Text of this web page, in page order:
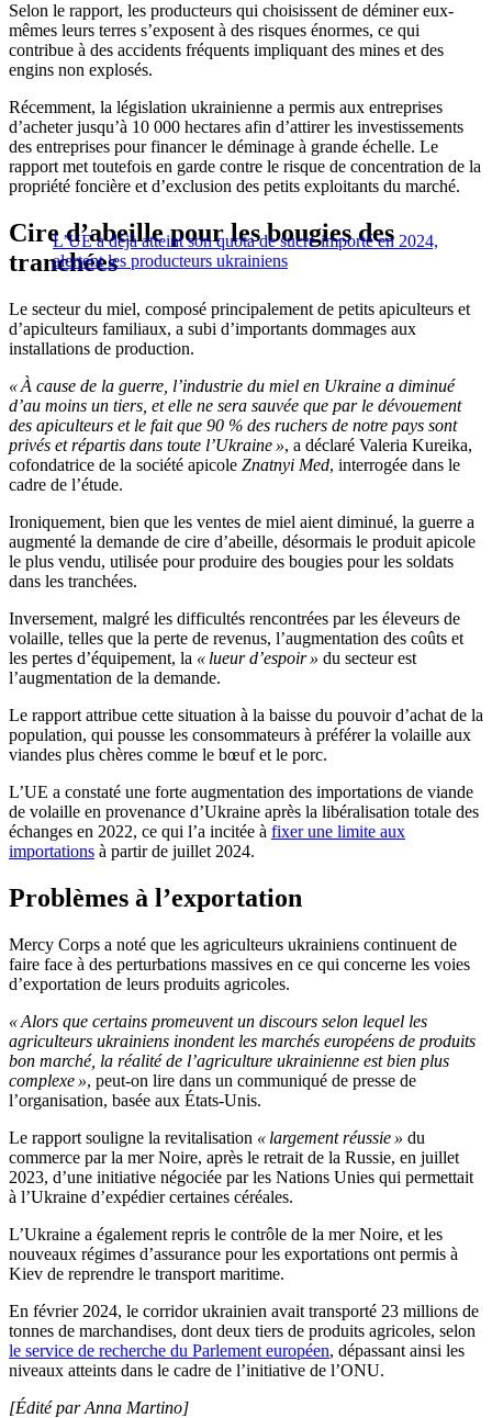
Selon le rapport, les producteurs qui choisissent de déminer eux-
mêmes leurs terres s’exposent à des risques énormes, ce qui
contribue à des accidents fréquents impliquant des mines et des
engins non explosés.
Récemment, la législation ukrainienne a permis aux entreprises
d’acheter jusqu’à 10 000 hectares afin d’attirer les investissements
des entreprises pour financer le déminage à grande échelle. Le
rapport met toutefois en garde contre le risque de concentration de la
propriété foncière et d’exclusion des petits exploitants du marché.
L’UE a déjà atteint son quota de sucre importé en 2024,
alertent les producteurs ukrainiens
Cire d’abeille pour les bougies des
tranchées
Le secteur du miel, composé principalement de petits apiculteurs et
d’apiculteurs familiaux, a subi d’importants dommages aux
installations de production.
« À cause de la guerre, l’industrie du miel en Ukraine a diminué
d’au moins un tiers, et elle ne sera sauvée que par le dévouement
des apiculteurs et le fait que 90 % des ruchers de notre pays sont
privés et répartis dans toute l’Ukraine », a déclaré Valeria Kureika,
cofondatrice de la société apicole Znatnyi Med, interrogée dans le
cadre de l’étude.
Ironiquement, bien que les ventes de miel aient diminué, la guerre a
augmenté la demande de cire d’abeille, désormais le produit apicole
le plus vendu, utilisée pour produire des bougies pour les soldats
dans les tranchées.
Inversement, malgré les difficultés rencontrées par les éleveurs de
volaille, telles que la perte de revenus, l’augmentation des coûts et
les pertes d’équipement, la « lueur d’espoir » du secteur est
l’augmentation de la demande.
Le rapport attribue cette situation à la baisse du pouvoir d’achat de la
population, qui pousse les consommateurs à préférer la volaille aux
viandes plus chères comme le bœuf et le porc.
L’UE a constaté une forte augmentation des importations de viande
de volaille en provenance d’Ukraine après la libéralisation totale des
échanges en 2022, ce qui l’a incitée à fixer une limite aux
importations à partir de juillet 2024.
Problèmes à l’exportation
Mercy Corps a noté que les agriculteurs ukrainiens continuent de
faire face à des perturbations massives en ce qui concerne les voies
d’exportation de leurs produits agricoles.
« Alors que certains promeuvent un discours selon lequel les
agriculteurs ukrainiens inondent les marchés européens de produits
bon marché, la réalité de l’agriculture ukrainienne est bien plus
complexe », peut-on lire dans un communiqué de presse de
l’organisation, basée aux États-Unis.
Le rapport souligne la revitalisation « largement réussie » du
commerce par la mer Noire, après le retrait de la Russie, en juillet
2023, d’une initiative négociée par les Nations Unies qui permettait
à l’Ukraine d’expédier certaines céréales.
L’Ukraine a également repris le contrôle de la mer Noire, et les
nouveaux régimes d’assurance pour les exportations ont permis à
Kiev de reprendre le transport maritime.
En février 2024, le corridor ukrainien avait transporté 23 millions de
tonnes de marchandises, dont deux tiers de produits agricoles, selon
le service de recherche du Parlement européen, dépassant ainsi les
niveaux atteints dans le cadre de l’initiative de l’ONU.
[Édité par Anna Martino]